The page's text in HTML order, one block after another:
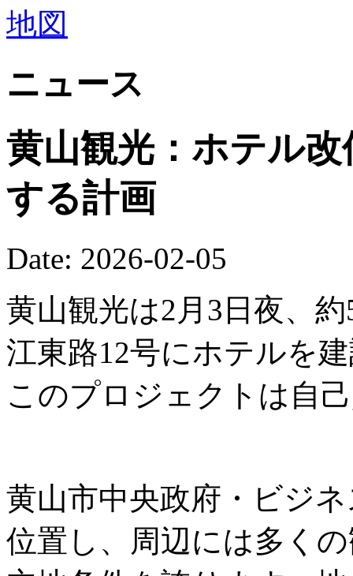
ニュース
黄山観光：ホテル
する計画
Date: 2026-02-05
黄山観光は2月3日夜、
江東路12号にホテルを
このプロジェクトは自
黄山市中央政府・ビジ
位置し、周辺には多く